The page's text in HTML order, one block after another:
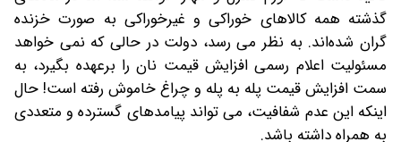
گذشته همه کالاهای خوراکی و غیرخوراکی به صورت خزنده
گران شده‌اند. به نظر می رسد، دولت در حالی که نمی خواهد
مسئولیت اعلام رسمی افزایش قیمت نان را برعهده بگیرد، به
سمت افزایش قیمت پله به پله و چراغ خاموش رفته است! حال
اینکه این عدم شفافیت، می تواند پیامدهای گسترده و متعددی
به همراه داشته باشد.